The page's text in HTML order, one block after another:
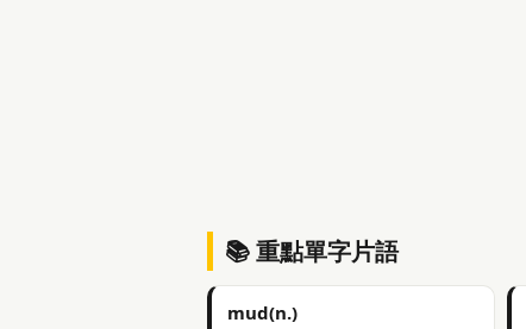
📚 重點單字片語
mud(n.)